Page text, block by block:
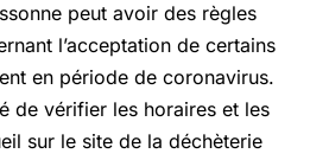
peut avoir des règles
l’acceptation de certains
en période de coronavirus.
de vérifier les horaires et les
sur le site de la déchèterie